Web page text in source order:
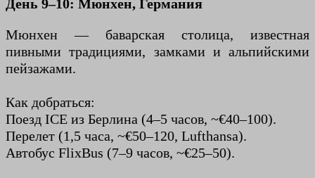
День 9–10: Мюнхен, Германия
Мюнхен — баварская столица, известная
пивными традициями, замками и альпийскими
пейзажами.
Как добраться:
Поезд ICE из Берлина (4–5 часов, ~€40–100).
Перелет (1,5 часа, ~€50–120, Lufthansa).
Автобус FlixBus (7–9 часов, ~€25–50).